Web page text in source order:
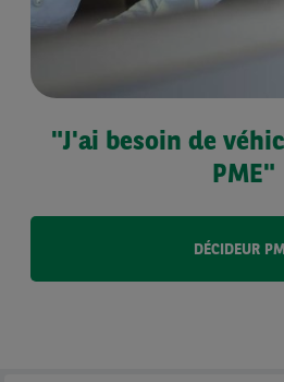
"J'ai besoin de
PME"
DÉCIDEUR